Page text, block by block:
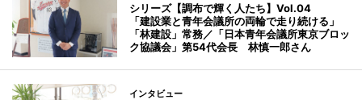
シリーズ【調布で輝く人たち】Vol.04
「建設業と青年会議所の両輪で走り続ける」
「林建設」常務／「日本青年会議所東京ブロッ
ク協議会」第54代会長 林慎一郎さん
インタビュー